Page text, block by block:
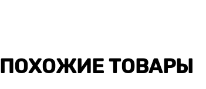
ПОХОЖИЕ ТОВАРЫ